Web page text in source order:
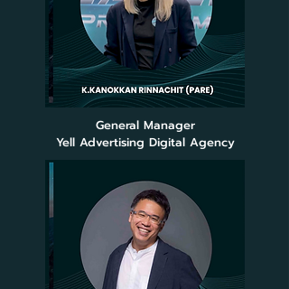
General Manager
Yell Advertising Digital Agency